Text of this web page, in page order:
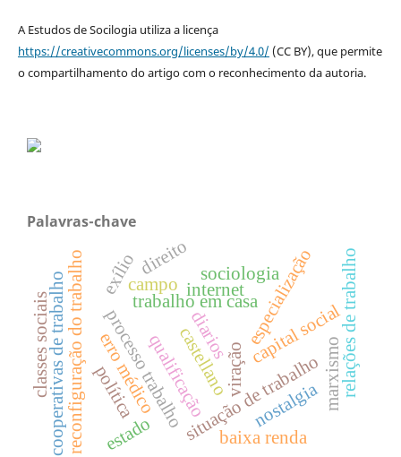
A Estudos de Socilogia utiliza a licença
https://creativecommons.org/licenses/by/4.0/ (CC BY), que permite
o compartilhamento do artigo com o reconhecimento da autoria.
Palavras-chave
erro médico
processo trabalhosituação de trabalho
especialização
qualificação
trabalho em casa
reconfiguração do trabalho viração
capital social
baixa renda
cooperativas de trabalho relações de trabalho
campo
diarios
internet
castellano
nostalgia
exíliodireito sociologia
política marxismo
estado
classes sociais